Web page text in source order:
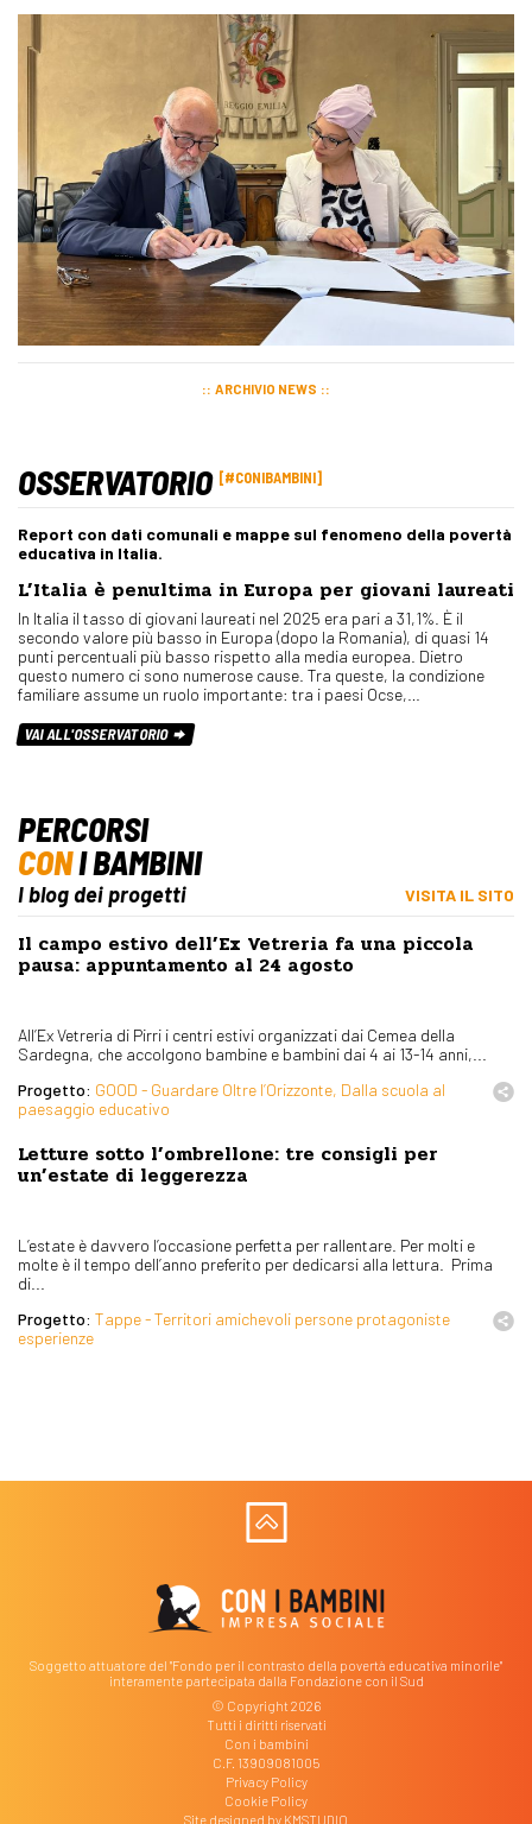
ARCHIVIO NEWS
OSSERVATORIO #CONIBAMBINI
Report con dati comunali e mappe sul fenomeno della povertà
educativa in Italia.
L’Italia è penultima in Europa per giovani laureati
In Italia il tasso di giovani laureati nel 2025 era pari a 31,1%. È il
secondo valore più basso in Europa (dopo la Romania), di quasi 14
punti percentuali più basso rispetto alla media europea. Dietro
questo numero ci sono numerose cause. Tra queste, la condizione
familiare assume un ruolo importante: tra i paesi Ocse,…
VAI ALL'OSSERVATORIO
PERCORSI
CONI BAMBINI
I blog dei progetti VISITA IL SITO
Il campo estivo dell’Ex Vetreria fa una piccola
pausa: appuntamento al 24 agosto
All’Ex Vetreria di Pirri i centri estivi organizzati dai Cemea della
Sardegna, che accolgono bambine e bambini dai 4 ai 13-14 anni,...
Progetto: GOOD - Guardare Oltre l’Orizzonte, Dalla scuola al
paesaggio educativo
Letture sotto l’ombrellone: tre consigli per
un’estate di leggerezza
L’estate è davvero l’occasione perfetta per rallentare. Per molti e
molte è il tempo dell’anno preferito per dedicarsi alla lettura. Prima
di...
Progetto: Tappe - Territori amichevoli persone protagoniste
esperienze
Soggetto attuatore del "Fondo per il contrasto della povertà educativa minorile"
interamente partecipata dalla Fondazione con il Sud
© Copyright 2026
Tutti i diritti riservati
Con i bambini
C.F. 13909081005
Privacy Policy
Cookie Policy
Site designed by KMSTUDIO